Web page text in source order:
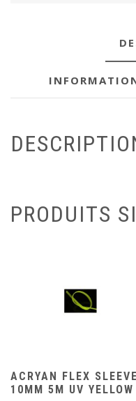
PRODUITS
ACRYAN FLEX SLEEVE
10MM 5M UV YELLOW